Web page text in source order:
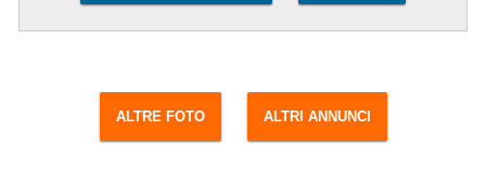
ALTRE FOTO ALTRI ANNUNCI